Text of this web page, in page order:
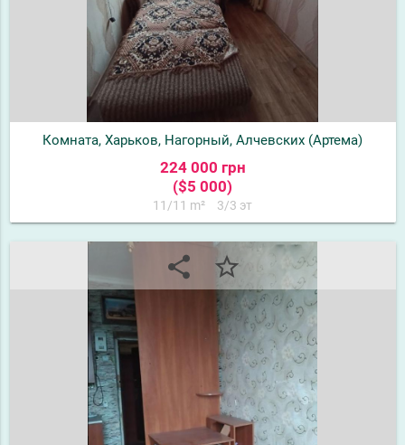
Комната, Харьков, Нагорный, Алчевских (Артема)
224 000 грн
($5 000)
11/11 m² 3/3 эт
share star_border